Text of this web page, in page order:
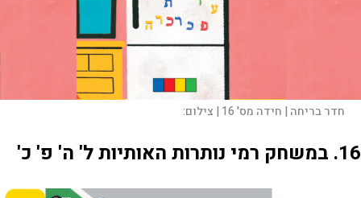
חדר בריחה | חידה מס' 16 | צילום:
16. במשחק רמי נותרות האותיות ל' ה' פ' כ'